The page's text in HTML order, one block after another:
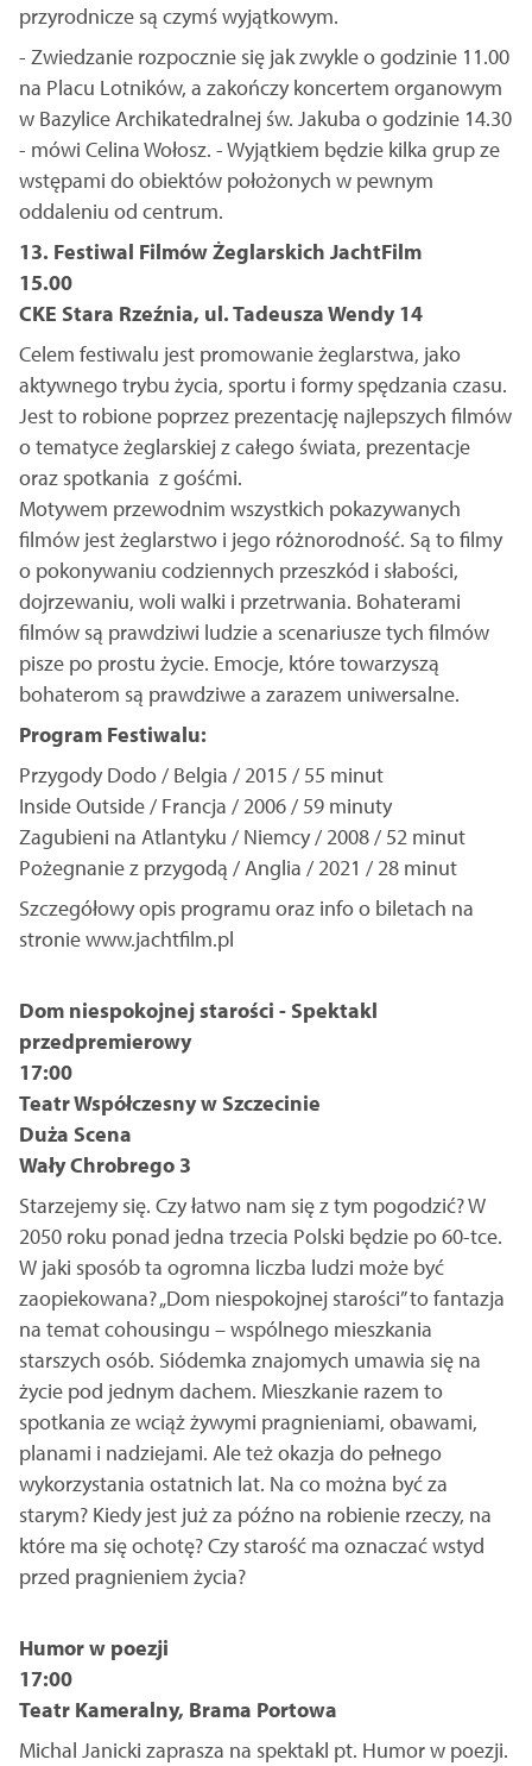
przyrodnicze są czymś wyjątkowym.
- Zwiedzanie rozpocznie się jak zwykle o godzinie ​11.00
na Placu Lotników​, a zakończy koncertem organowym
w Bazylice Archikatedralnej św. Jakuba o godzinie 14.30
- mówi Celina Wołosz. - Wyjątkiem będzie kilka grup ze
wstępami do obiektów położonych w pewnym
oddaleniu od centrum.
13. Festiwal Filmów Żeglarskich JachtFilm
15.00
CKE Stara Rzeźnia, ul. Tadeusza Wendy 14
Celem festiwalu jest promowanie żeglarstwa, jako
aktywnego trybu życia, sportu i formy spędzania czasu.
Jest to robione poprzez prezentację najlepszych filmów
o tematyce żeglarskiej z całego świata, prezentacje
oraz spotkania z gośćmi.
Motywem przewodnim wszystkich pokazywanych
filmów jest żeglarstwo i jego różnorodność. Są to filmy
o pokonywaniu codziennych przeszkód i słabości,
dojrzewaniu, woli walki i przetrwania. Bohaterami
filmów są prawdziwi ludzie a scenariusze tych filmów
pisze po prostu życie. Emocje, które towarzyszą
bohaterom są prawdziwe a zarazem uniwersalne.
Program Festiwalu:
Przygody Dodo / Belgia / 2015 / 55 minut
Inside Outside / Francja / 2006 / 59 minuty
Zagubieni na Atlantyku / Niemcy / 2008 / 52 minut
Pożegnanie z przygodą / Anglia / 2021 / 28 minut
Szczegółowy opis programu oraz info o biletach na
stronie www.jachtfilm.pl
Dom niespokojnej starości - Spektakl
przedpremierowy
17:00
Teatr Współczesny w Szczecinie
Duża Scena
Wały Chrobrego 3
Starzejemy się. Czy łatwo nam się z tym pogodzić? W
2050 roku ponad jedna trzecia Polski będzie po 60-tce.
W jaki sposób ta ogromna liczba ludzi może być
zaopiekowana? „Dom niespokojnej starości” to fantazja
na temat cohousingu – wspólnego mieszkania
starszych osób. Siódemka znajomych umawia się na
życie pod jednym dachem. Mieszkanie razem to
spotkania ze wciąż żywymi pragnieniami, obawami,
planami i nadziejami. Ale też okazja do pełnego
wykorzystania ostatnich lat. Na co można być za
starym? Kiedy jest już za późno na robienie rzeczy, na
które ma się ochotę? Czy starość ma oznaczać wstyd
przed pragnieniem życia?
Humor w poezji
17:00
Teatr Kameralny, Brama Portowa
Michal Janicki zaprasza na spektakl pt. Humor w poezji.